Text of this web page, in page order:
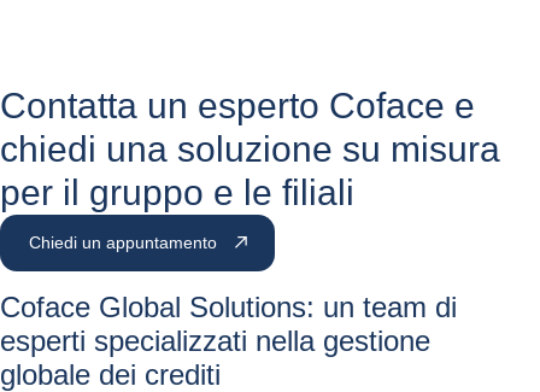
Contatta un esperto Coface e
chiedi una soluzione su misura
per il gruppo e le filiali
Chiedi un appuntamento
Coface Global Solutions: un team di
esperti specializzati nella gestione
globale dei crediti